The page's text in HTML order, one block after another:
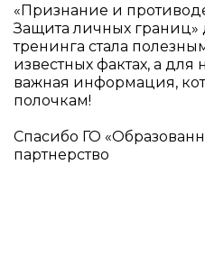
«Признание и
Защита личных границ»
тренинга стала
известных фактах, а для
важная информация,
полочкам!
Спасибо ГО
партнерство